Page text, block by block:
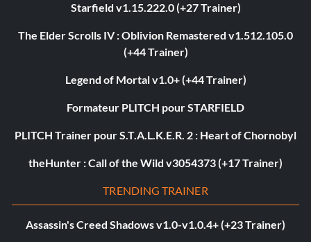
Starfield v1.15.222.0 (+27 Trainer)
The Elder Scrolls IV : Oblivion Remastered v1.512.105.0
(+44 Trainer)
Legend of Mortal v1.0+ (+44 Trainer)
Formateur PLITCH pour STARFIELD
PLITCH Trainer pour S.T.A.L.K.E.R. 2 : Heart of Chornobyl
theHunter : Call of the Wild v3054373 (+17 Trainer)
TRENDING TRAINER
Assassin's Creed Shadows v1.0-v1.0.4+ (+23 Trainer)